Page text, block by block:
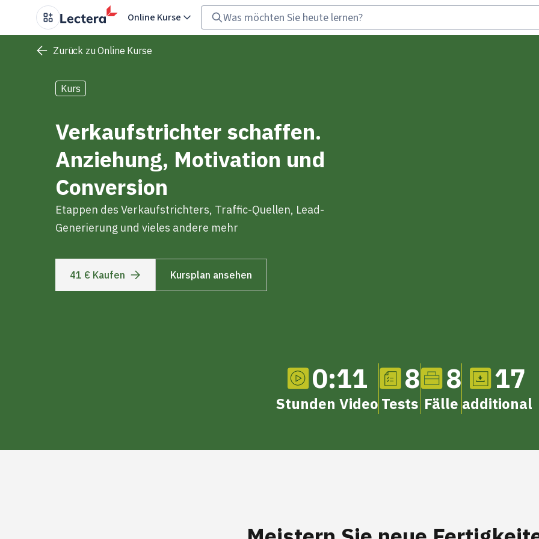
Online Kurse
Zurück zu Online Kurse
Kurs
Verkaufstrichter schaffen.
Anziehung, Motivation und
Conversion
Etappen des Verkaufstrichters, Traffic-Quellen, Lead-
Generierung und vieles andere mehr
41 € Kaufen Kursplan ansehen
0:11
Stunden Video
8
Tests
8
Fälle
17
additional